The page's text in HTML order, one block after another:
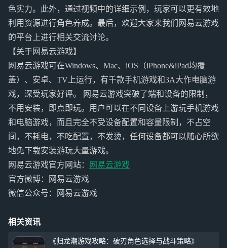
色实力。此外，通过视频中的详细示例，玩家可以更有效地
利用资源进行角色养成。最后，欢迎大家来我们网易云游戏
的平台上进行相关交流讨论。
【关于网易云游戏】
网易云游戏可在Windows、Mac、iOS（iPhone&iPad均覆
盖）、安卓、TV上运行，有千款手机游戏和3A大作电脑游
戏，深受玩家好评。 网易云游戏突破了端和设备的限制，
不用安装，即点即玩。用户可以在不同设备上游玩手机游戏
和电脑游戏，而且完全不受设备配置和容量限制，不占空
间，不耗电，不吃配置，不发烫，任何设备都可以随心所欲
地免下载安装游玩大量游戏。
网易云游戏官方网站：
网易云游戏
官方微博：网易云游戏
微信公众号：网易云游戏
相关资讯
《归龙潮游戏攻略：破刃角色选择与战斗策略》